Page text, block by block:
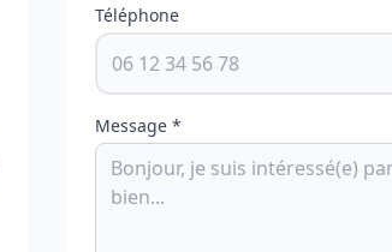
Téléphone
Message *